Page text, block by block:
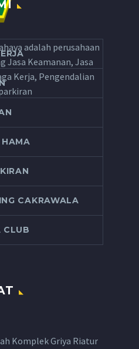
adalah perusahaan
Jasa Keamanan, Jasa
Kerja, Pengendalian
HAMA
CAKRAWALA
CLUB
Komplek Griya Riatur